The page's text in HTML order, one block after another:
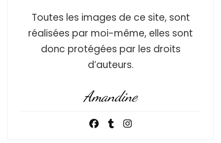
Toutes les images de ce site, sont
réalisées par moi-même, elles sont
donc protégées par les droits
d’auteurs.
Amandine